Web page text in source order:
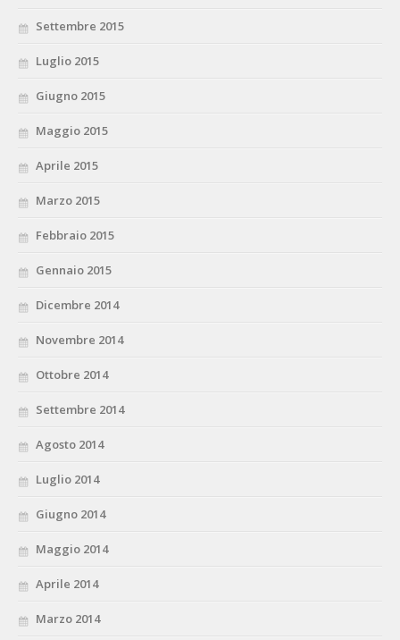
Settembre 2015
Luglio 2015
Giugno 2015
Maggio 2015
Aprile 2015
Marzo 2015
Febbraio 2015
Gennaio 2015
Dicembre 2014
Novembre 2014
Ottobre 2014
Settembre 2014
Agosto 2014
Luglio 2014
Giugno 2014
Maggio 2014
Aprile 2014
Marzo 2014